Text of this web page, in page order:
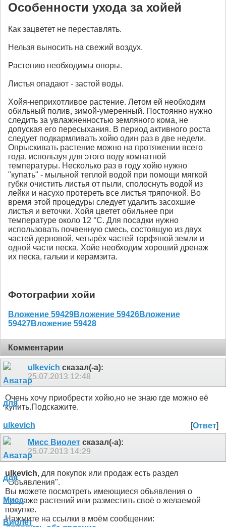
Особенности ухода за хойей
Как зацветет не переставлять.
Нельзя выносить на свежий воздух.
Растению необходимы опоры.
Листья опадают - застой воды.
Хойя-неприхотливое растение. Летом ей необходим
обильный полив, зимой-умеренный. Постоянно нужно
следить за увлажненностью земляного кома, не
допуская его пересыхания. В период активного роста
следует подкармливать хойю один раз в две недели.
Опрыскивать растение можно на протяжении всего
года, используя для этого воду комнатной
температуры. Несколько раз в году хойю нужно
"купать" - мыльной теплой водой при помощи мягкой
губки очистить листья от пыли, сполоснуть водой из
лейки и насухо протереть все листья тряпочкой. Во
время этой процедуры следует удалить засохшие
листья и веточки. Хойя цветет обильнее при
температуре около 12 °С. Для посадки нужно
использовать почвенную смесь, состоящую из двух
частей дерновой, четырёх частей торфяной земли и
одной части песка. Хойе необходим хороший дренаж
их песка, гальки и керамзита.
Фотографии хойи
Вложение 59429Вложение 59426Вложение
59427Вложение 59428
Комментарии
ulkevich сказал(-а):
25.07.2013 12:48
Очень хочу приобрести хойю,но не знаю где можно её
купить.Подскажите.
[Ответ]
Мисс Виолет сказал(-а):
25.07.2013 14:29
ulkevich, для покупок или продаж есть раздел
"Объявления".
Вы можете посмотреть имеющиеся объявления о
продаже растений или разместить своё о желаемой
покупке.
Нажмите на ссылки в моём сообщении: